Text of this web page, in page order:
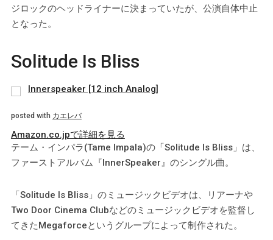
ジロックのヘッドライナーに決まっていたが、公演自体中止
となった。
Solitude Is Bliss
Innerspeaker [12 inch Analog]
posted with カエレバ
Amazon.co.jpで詳細を見る
テーム・インパラ(Tame Impala)の「Solitude Is Bliss」は、
ファーストアルバム『InnerSpeaker』のシングル曲。
「Solitude Is Bliss」のミュージックビデオは、リアーナや
Two Door Cinema Clubなどのミュージックビデオを監督し
てきたMegaforceというグループによって制作された。